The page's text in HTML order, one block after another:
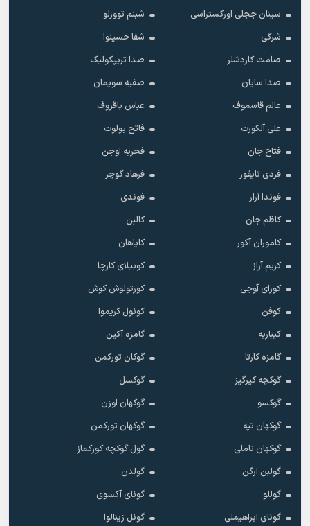
سینان ججلی اورکستراسی
شبنم تووزلو
شرگی
شفا حسینوا
صامت کاردشلر
صدا تریپکولیک
صدا سایان
صفیه سویمان
عالم قاسموف
عباس باقروف
علی آلکورت
فاتح بولوت
فتاح جان
فخریه اوجن
فردی تایفور
فرهاد گوچر
فوندا آرار
فوندی
کاظم جان
کالبن
کاموران آکور
کایاهان
کریم آراز
کوبیلای کارچا
کورای آوجی
کورتولوش کوش
کوفن
کونول کریموا
کیباریه
گامزه آکین
گامزه کارتا
گوکان تورکمن
گوکچه کیرگیز
گوکسل
گوکسو
گوکهان اوزن
گوکهان تپه
گوکهان تورکمن
گوکهان ناملی
گول گوکچه کورکماز
گولبن ارگن
گولدن
گوللو
گونای آکسوی
گونای ابراهیملی
گونل زینالوا